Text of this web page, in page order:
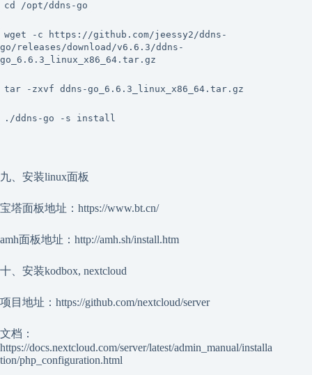
cd /opt/ddns-go
wget -c https://github.com/jeessy2/ddns-
go/releases/download/v6.6.3/ddns-
go_6.6.3_linux_x86_64.tar.gz
tar -zxvf ddns-go_6.6.3_linux_x86_64.tar.gz
./ddns-go -s install
九、安装linux面板
宝塔面板地址：https://www.bt.cn/
amh面板地址：http://amh.sh/install.htm
十、安装kodbox, nextcloud
项目地址：https://github.com/nextcloud/server
文档：
https://docs.nextcloud.com/server/latest/admin_manual/installa
tion/php_configuration.html